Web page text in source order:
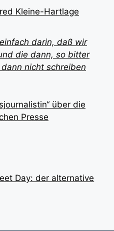
Kleine-Hartlage
darin, daß wir
die dann, so bitter
nicht schreiben
über die
Presse
Day: der alternative